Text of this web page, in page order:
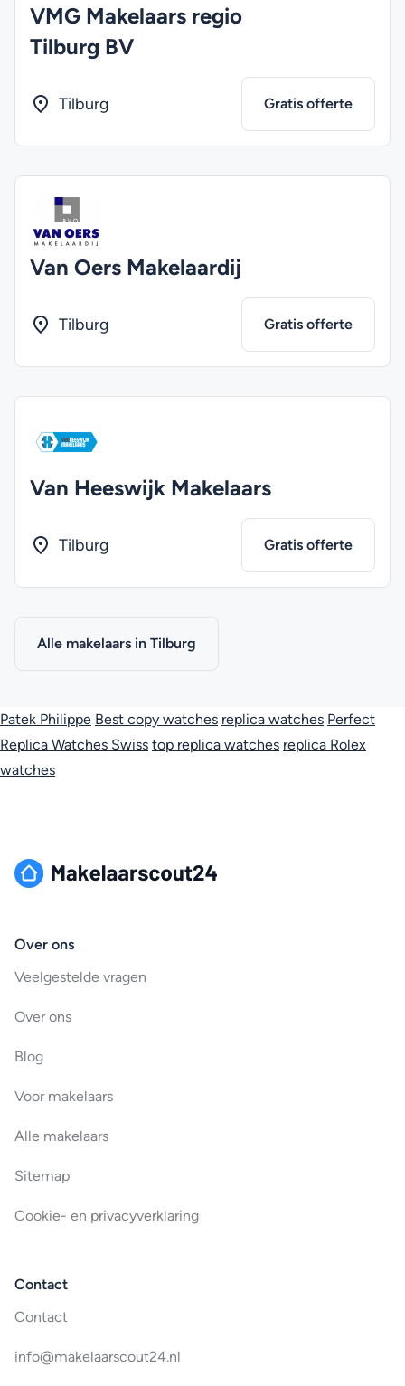
VMG Makelaars regio
Tilburg BV
Tilburg Gratis offerte
Van Oers Makelaardij
Tilburg Gratis offerte
Van Heeswijk Makelaars
Tilburg Gratis offerte
Alle makelaars in Tilburg
Patek Philippe Best copy watches replica watches Perfect
Replica Watches Swiss top replica watches replica Rolex
watches
Over ons
Veelgestelde vragen
Over ons
Blog
Voor makelaars
Alle makelaars
Sitemap
Cookie- en privacyverklaring
Contact
Contact
info@makelaarscout24.nl